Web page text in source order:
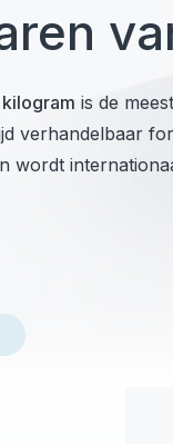
is de
verhandelbaar
wordt